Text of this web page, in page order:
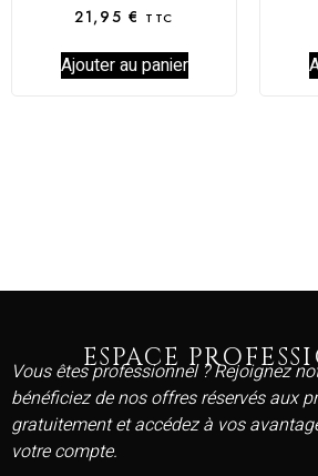
21,95 € TTC
Ajouter au panier
ESPACE
Vous êtes professionnel ? Rejoignez
bénéficiez de nos offres réservés aux
gratuitement et accédez à vos
votre compte.